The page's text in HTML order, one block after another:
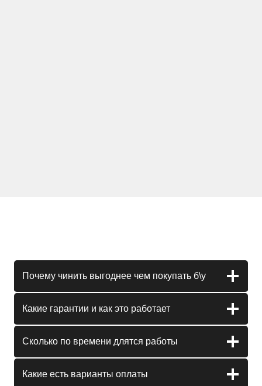
Почему чинить выгоднее чем покупать б\у
Какие гарантии и как это работает
Сколько по времени длятся работы
Какие есть варианты оплаты